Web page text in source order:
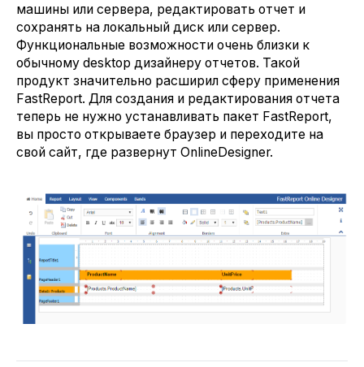
машины или сервера, редактировать отчет и
сохранять на локальный диск или сервер.
Функциональные возможности очень близки к
обычному desktop дизайнеру отчетов. Такой
продукт значительно расширил сферу применения
FastReport. Для создания и редактирования отчета
теперь не нужно устанавливать пакет FastReport,
вы просто открываете браузер и переходите на
свой сайт, где развернут OnlineDesigner.